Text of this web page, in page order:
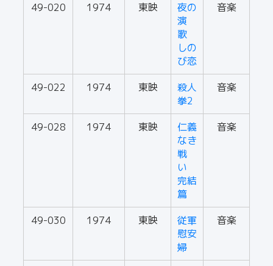
49-020 1974 東映
夜の
演
歌
しの
び恋
音楽
49-022 1974 東映
殺人
拳2
音楽
49-028 1974 東映
仁義
なき
戦
い
完結
篇
音楽
49-030 1974 東映
従軍
慰安
婦
音楽